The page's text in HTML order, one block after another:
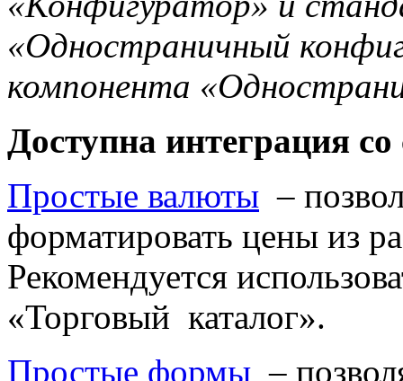
«Одностраничный
компонента
Доступна интеграция
Простые валюты –
форматировать цены из
Рекомендуется
«Торговый каталог».
Простые формы –